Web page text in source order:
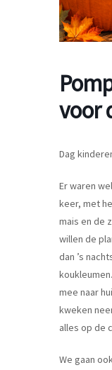
voor
Dag
Er waren
keer, met
mais en de
willen de
dan ’s
mee naar
kweken
alles op de
We gaan